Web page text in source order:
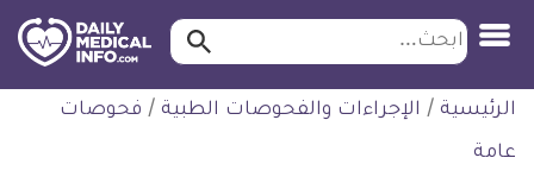
التخطي
للمحتوى
طبية
ابحث ابحث…
الرئيسية / الإجراءات والفحوصات الطبية / فحوصات
عامة